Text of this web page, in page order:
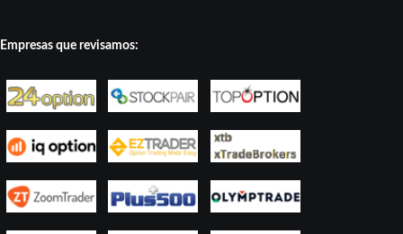
Empresas que revisamos: